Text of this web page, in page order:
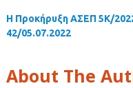
Η Προκήρυξη ΑΣΕΠ 5Κ/
42/05.07.2022
About The